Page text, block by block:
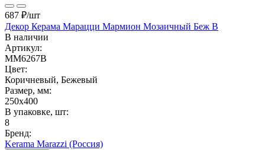
687 ₽/шт
Декор Керама Марацци Мармион Мозаичный Беж B
В наличии
Артикул:
MM6267B
Цвет:
Коричневый, Бежевый
Размер, мм:
250x400
В упаковке, шт:
8
Бренд:
Kerama Marazzi (Россия)